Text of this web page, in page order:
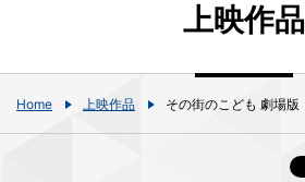
上映作品
Home 上映作品 その街のこども 劇場版